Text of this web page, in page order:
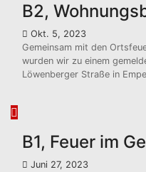
B2,
Okt. 5, 2023
Gemeinsam mit den
wurden wir zu einem
Löwenberger Straße in
B1, Feuer im
Juni 27, 2023